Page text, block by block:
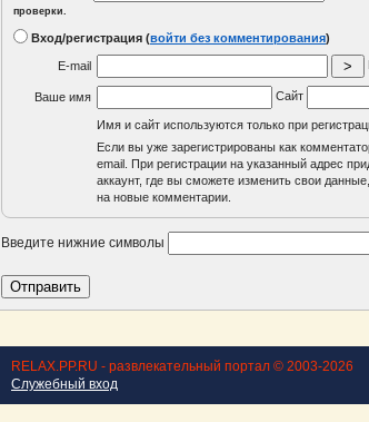
проверки.
Вход/регистрация (войти без комментирования)
E-mail
Ваше имя Сайт
Имя и сайт используются только при
Если вы уже зарегистрированы как
email. При регистрации на указанный адрес
аккаунт, где вы сможете изменить свои
на новые комментарии.
Введите нижние символы
RELAX.PP.RU - развлекательный портал © 2003-2026
Служебный вход